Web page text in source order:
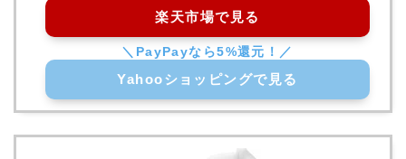
楽天市場で見る
Yahooショッピングで見る